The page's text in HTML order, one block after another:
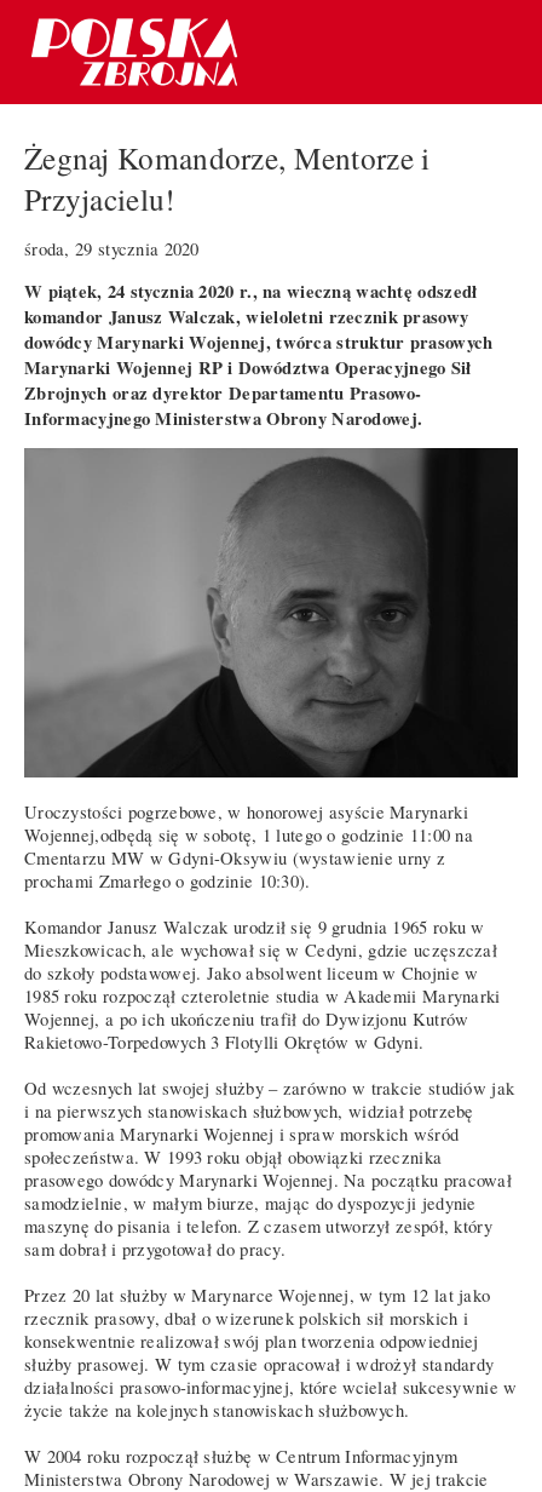
Żegnaj Komandorze, Mentorze i
Przyjacielu!
środa, 29 stycznia 2020
W piątek, 24 stycznia 2020 r., na wieczną wachtę odszedł
komandor Janusz Walczak, wieloletni rzecznik prasowy
dowódcy Marynarki Wojennej, twórca struktur prasowych
Marynarki Wojennej RP i Dowództwa Operacyjnego Sił
Zbrojnych oraz dyrektor Departamentu Prasowo-
Informacyjnego Ministerstwa Obrony Narodowej.
Uroczystości pogrzebowe, w honorowej asyście Marynarki
Wojennej,odbędą się w sobotę, 1 lutego o godzinie 11:00 na
Cmentarzu MW w Gdyni-Oksywiu (wystawienie urny z
prochami Zmarłego o godzinie 10:30).
Komandor Janusz Walczak urodził się 9 grudnia 1965 roku w
Mieszkowicach, ale wychował się w Cedyni, gdzie uczęszczał
do szkoły podstawowej. Jako absolwent liceum w Chojnie w
1985 roku rozpoczął czteroletnie studia w Akademii Marynarki
Wojennej, a po ich ukończeniu trafił do Dywizjonu Kutrów
Rakietowo-Torpedowych 3 Flotylli Okrętów w Gdyni.
Od wczesnych lat swojej służby – zarówno w trakcie studiów jak
i na pierwszych stanowiskach służbowych, widział potrzebę
promowania Marynarki Wojennej i spraw morskich wśród
społeczeństwa. W 1993 roku objął obowiązki rzecznika
prasowego dowódcy Marynarki Wojennej. Na początku pracował
samodzielnie, w małym biurze, mając do dyspozycji jedynie
maszynę do pisania i telefon. Z czasem utworzył zespół, który
sam dobrał i przygotował do pracy.
Przez 20 lat służby w Marynarce Wojennej, w tym 12 lat jako
rzecznik prasowy, dbał o wizerunek polskich sił morskich i
konsekwentnie realizował swój plan tworzenia odpowiedniej
służby prasowej. W tym czasie opracował i wdrożył standardy
działalności prasowo-informacyjnej, które wcielał sukcesywnie w
życie także na kolejnych stanowiskach służbowych.
W 2004 roku rozpoczął służbę w Centrum Informacyjnym
Ministerstwa Obrony Narodowej w Warszawie. W jej trakcie